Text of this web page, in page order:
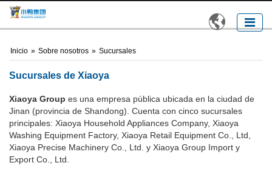

Inicio » Sobre nosotros » Sucursales
Sucursales de Xiaoya
Xiaoya Group es una empresa pública ubicada en la ciudad de
Jinan (provincia de Shandong). Cuenta con cinco sucursales
principales: Xiaoya Household Appliances Company, Xiaoya
Washing Equipment Factory, Xiaoya Retail Equipment Co., Ltd,
Xiaoya Precise Machinery Co., Ltd. y Xiaoya Group Import y
Export Co., Ltd.